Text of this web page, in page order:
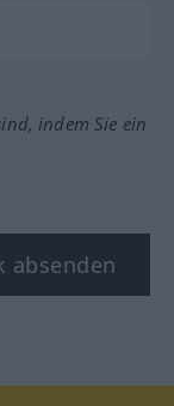
indem Sie ein
absenden